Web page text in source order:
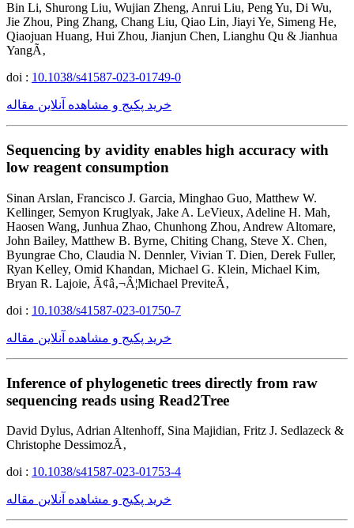
Bin Li, Shurong Liu, Wujian Zheng, Anrui Liu, Peng Yu, Di Wu,
Jie Zhou, Ping Zhang, Chang Liu, Qiao Lin, Jiayi Ye, Simeng He,
Qiaojuan Huang, Hui Zhou, Jianjun Chen, Lianghu Qu & Jianhua
YangÃ‚
doi : 10.1038/s41587-023-01749-0
خرید پکیج و مشاهده آنلاین مقاله
Sequencing by avidity enables high accuracy with
low reagent consumption
Sinan Arslan, Francisco J. Garcia, Minghao Guo, Matthew W.
Kellinger, Semyon Kruglyak, Jake A. LeVieux, Adeline H. Mah,
Haosen Wang, Junhua Zhao, Chunhong Zhou, Andrew Altomare,
John Bailey, Matthew B. Byrne, Chiting Chang, Steve X. Chen,
Byungrae Cho, Claudia N. Dennler, Vivian T. Dien, Derek Fuller,
Ryan Kelley, Omid Khandan, Michael G. Klein, Michael Kim,
Bryan R. Lajoie, Ã¢â‚¬Â¦Michael PreviteÃ‚
doi : 10.1038/s41587-023-01750-7
خرید پکیج و مشاهده آنلاین مقاله
Inference of phylogenetic trees directly from raw
sequencing reads using Read2Tree
David Dylus, Adrian Altenhoff, Sina Majidian, Fritz J. Sedlazeck &
Christophe DessimozÃ‚
doi : 10.1038/s41587-023-01753-4
خرید پکیج و مشاهده آنلاین مقاله